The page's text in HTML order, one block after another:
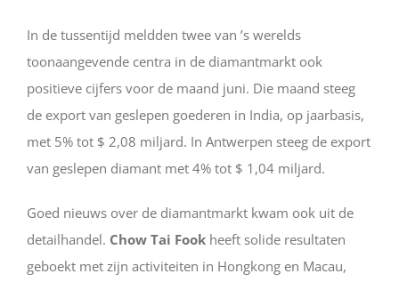
In de tussentijd meldden twee van ’s werelds
toonaangevende centra in de diamantmarkt ook
positieve cijfers voor de maand juni. Die maand steeg
de export van geslepen goederen in India, op jaarbasis,
met 5% tot $ 2,08 miljard. In Antwerpen steeg de export
van geslepen diamant met 4% tot $ 1,04 miljard.
Goed nieuws over de diamantmarkt kwam ook uit de
detailhandel. Chow Tai Fook heeft solide resultaten
geboekt met zijn activiteiten in Hongkong en Macau,